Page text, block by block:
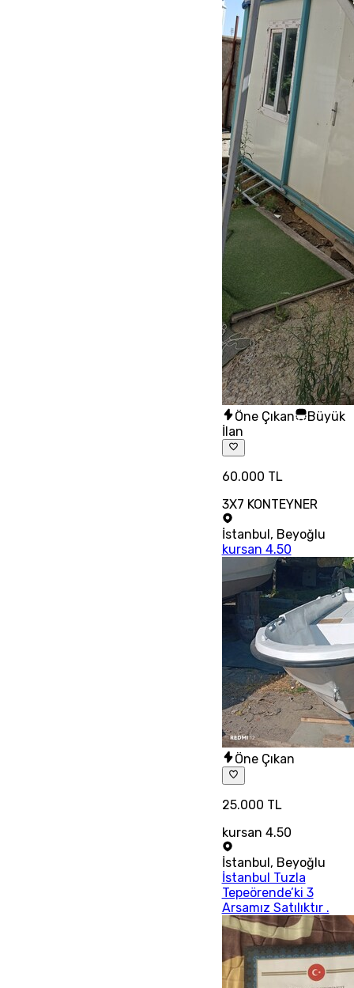
Öne Çıkan
Büyük
İlan
60.000 TL
3X7 KONTEYNER
İstanbul , Beyoğlu
kursan 4.50
Öne Çıkan
25.000 TL
kursan 4.50
İstanbul, Beyoğlu
İstanbul Tuzla
Tepeörende’ki 3
Arsamız Satılıktır .